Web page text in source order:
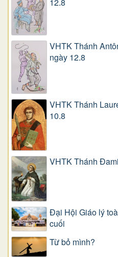
VHTK Thánh
ngày 12.8
VHTK Thánh
10.8
VHTK Thánh
Đại Hội Giáo lý
cuối
Từ bỏ mình?